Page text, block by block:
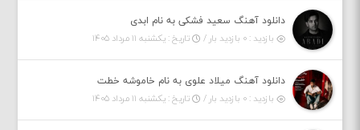
دانلود آهنگ سعید فشکی به نام ابدی
بازدید : ۰ بازدید بار /
تاریخ : یکشنبه ۱۱ مرداد ۱۴۰۵
دانلود آهنگ میلاد علوی به نام خاموشه خطت
بازدید : ۰ بازدید بار /
تاریخ : یکشنبه ۱۱ مرداد ۱۴۰۵